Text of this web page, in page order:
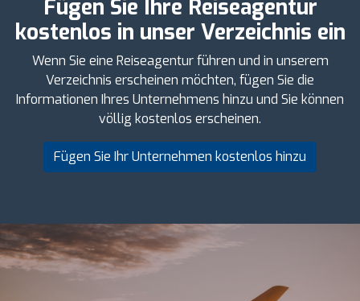
Fügen Sie Ihre Reiseagentur
kostenlos in unser Verzeichnis ein
Wenn Sie eine Reiseagentur führen und in unserem
Verzeichnis erscheinen möchten, fügen Sie die
Informationen Ihres Unternehmens hinzu und Sie können
völlig kostenlos erscheinen.
Fügen Sie Ihr Unternehmen kostenlos hinzu